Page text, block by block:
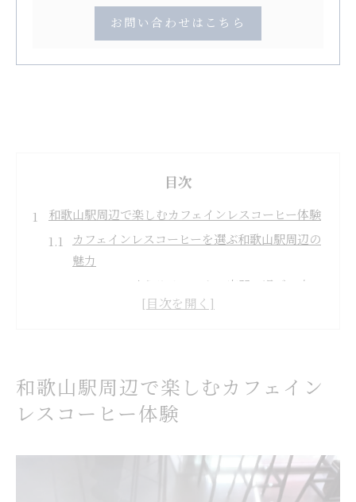
お問い合わせはこちら
目次
和歌山駅周辺で楽しむカフェインレスコーヒー体験
カフェインレスコーヒーを選ぶ和歌山駅周辺の
魅力
コーヒーで叶えるリラックス空間の過ごし方
和歌山駅近くのカフェで味わう健康志向の新体
気になるカフェ クレープリーのレビューと体験
談
ヘルシー志向ならカフェインレスコーヒーを選ぶ理
カフェインレスコーヒーが支持される健康的な
和歌山駅周辺で楽しむカフェイン
レスコーヒー体験